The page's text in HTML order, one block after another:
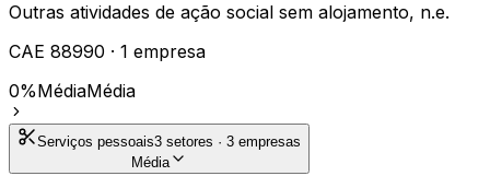
Outras atividades de ação social sem alojamento, n.e.
CAE 88990 · 1 empresa
0%MédiaMédia
Serviços pessoais3 setores · 3 empresas
Média